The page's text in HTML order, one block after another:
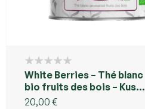
White Berries – Thé blanc
bio fruits des bois – Kusmi
Tea Réunion
20,00 €